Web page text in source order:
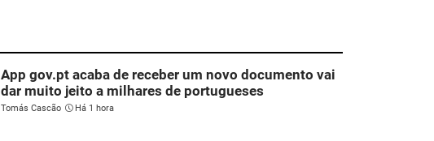
App gov.pt acaba de receber um novo documento vai
dar muito jeito a milhares de portugueses
Tomás Cascão Há 1 hora